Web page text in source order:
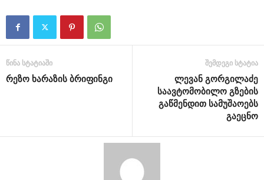
წინა სტატიაში
რეზო ხარაზის ბრიფინგი
შემდეგი სტატია
ლევან გორგილაძე
საავტომობილო გზების
გაწმენდით სამუშაოებს
გაეცნო